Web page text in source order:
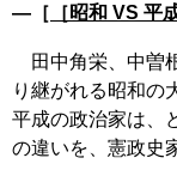
―［ ［昭和 VS 平
田中角栄、中曽
り継がれる昭和の
平成の政治家は、
の違いを、憲政史